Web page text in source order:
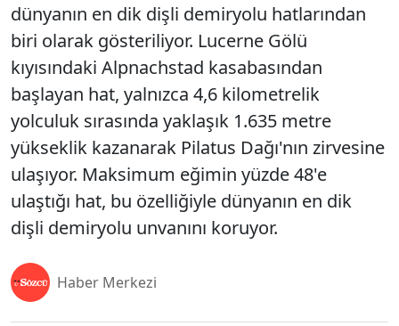
dünyanın en dik dişli demiryolu hatlarından
biri olarak gösteriliyor. Lucerne Gölü
kıyısındaki Alpnachstad kasabasından
başlayan hat, yalnızca 4,6 kilometrelik
yolculuk sırasında yaklaşık 1.635 metre
yükseklik kazanarak Pilatus Dağı'nın zirvesine
ulaşıyor. Maksimum eğimin yüzde 48'e
ulaştığı hat, bu özelliğiyle dünyanın en dik
dişli demiryolu unvanını koruyor.
Haber Merkezi